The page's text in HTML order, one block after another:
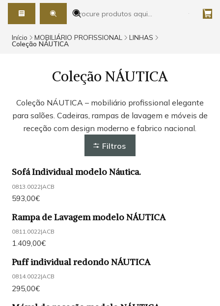
Início MOBILIÁRIO PROFISSIONAL LINHAS
Coleção NÁUTICA
Coleção NÁUTICA
Coleção NÁUTICA – mobiliário profissional elegante
para salões. Cadeiras, rampas de lavagem e móveis de
receção com design moderno e fabrico nacional.
Filtros
Sofá Individual modelo Náutica.
0813.0022|ACB
593,00€
Rampa de Lavagem modelo NÁUTICA
0811.0022|ACB
1.409,00€
Puff individual redondo NÁUTICA
0814.0022|ACB
295,00€